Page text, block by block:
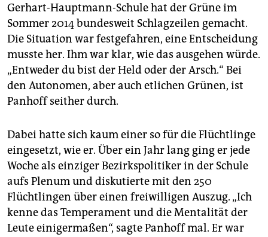
Gerhart-Hauptmann-Schule hat der Grüne im
Sommer 2014 bundesweit Schlagzeilen gemacht.
Die Situation war festgefahren, eine Entscheidung
musste her. Ihm war klar, wie das ausgehen würde.
„Entweder du bist der Held oder der Arsch.“ Bei
den Autonomen, aber auch etlichen Grünen, ist
Panhoff seither durch.
Dabei hatte sich kaum einer so für die Flüchtlinge
eingesetzt, wie er. Über ein Jahr lang ging er jede
Woche als einziger Bezirkspolitiker in der Schule
aufs Plenum und diskutierte mit den 250
Flüchtlingen über einen freiwilligen Auszug. „Ich
kenne das Temperament und die Mentalität der
Leute einigermaßen“, sagte Panhoff mal. Er war